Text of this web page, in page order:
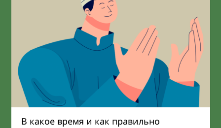
В какое время и как правильно